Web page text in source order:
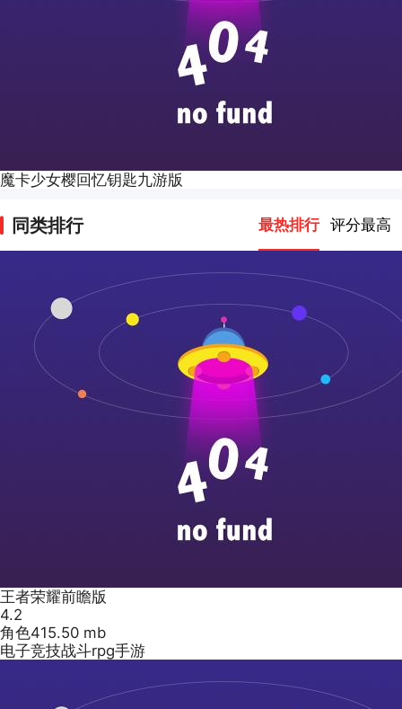
魔卡少女樱回忆钥匙九游版
同类排行 最热排行 评分最高
王者荣耀前瞻版
4.2
角色415.50 mb
电子竞技战斗rpg手游